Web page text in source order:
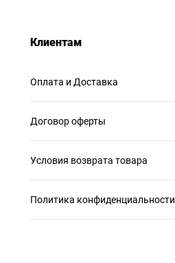
Клиентам
Оплата и Доставка
Договор оферты
Условия возврата товара
Политика конфиденциальности